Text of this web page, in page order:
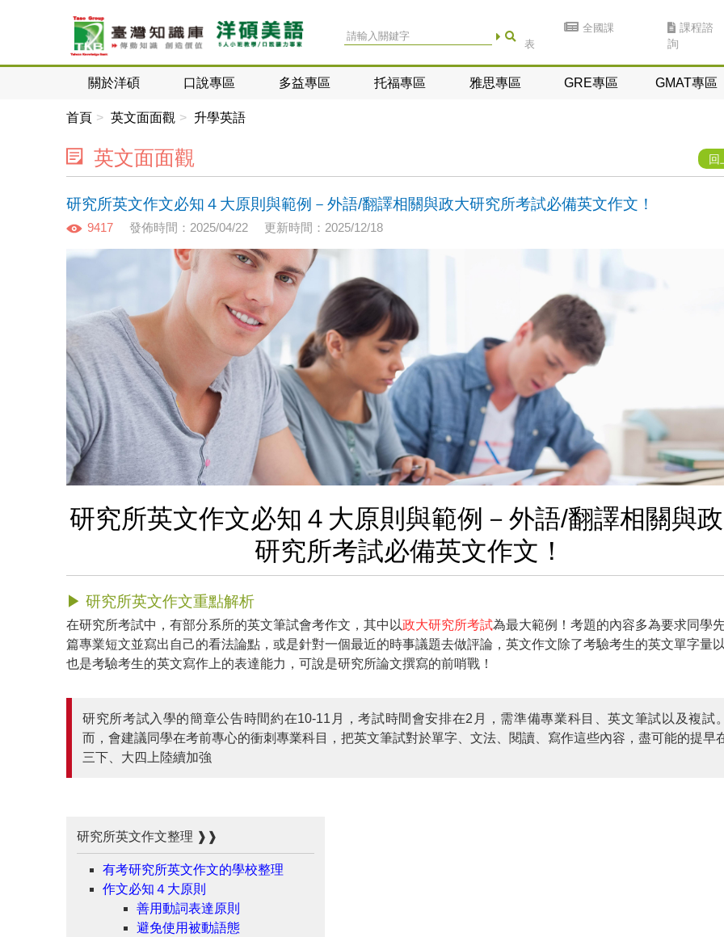
全國課
表
課程諮
詢
關於洋碩 口說專區 多益專區 托福專區 雅思專區 GRE專區 GMAT專區
首頁 英文面面觀 升學英語
英文面面觀 回
研究所英文作文必知４大原則與範例－外語/翻譯相關與政大研究所考試必備英文作文！
9417 發佈時間：2025/04/22 更新時間：2025/12/18
研究所英文作文必知４大原則與範例－外語/翻譯相關與
研究所考試必備英文作文！
▶ 研究所英文作文重點解析
在研究所考試中，有部分系所的英文筆試會考作文，其中以政大研究所考試為最大範例！考題的內容多為要求同學
篇專業短文並寫出自己的看法論點，或是針對一個最近的時事議題去做評論，英文作文除了考驗考生的英文單字量
也是考驗考生的英文寫作上的表達能力，可說是研究所論文撰寫的前哨戰！
研究所考試入學的簡章公告時間約在10-11月，考試時間會安排在2月，需準備專業科目、英文筆試以及複試
而，會建議同學在考前專心的衝刺專業科目，把英文筆試對於單字、文法、閱讀、寫作這些內容，盡可能的提早
三下、大四上陸續加強
研究所英文作文整理 ❱❱
有考研究所英文作文的學校整理
作文必知４大原則
善用動詞表達原則
避免使用被動語態